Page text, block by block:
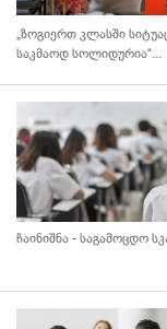
„ზოგიერთ კლასში
საკმაოდ სოლიდურია“...
ჩაინიშნა - საგამოცდო